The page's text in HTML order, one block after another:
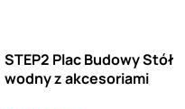
STEP2 Plac Budowy Stół
wodny z akcesoriami